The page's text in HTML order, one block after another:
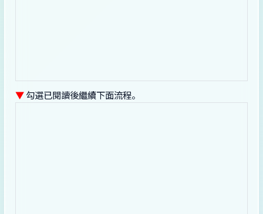
▼勾選已閱讀後繼續下面流程。